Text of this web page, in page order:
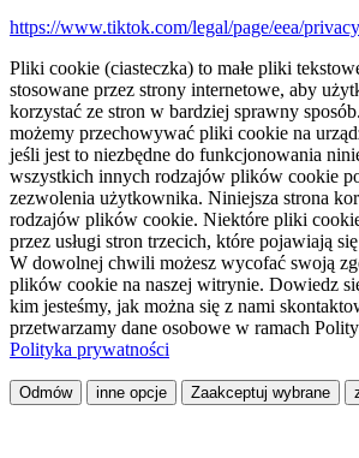
https://www.tiktok.com/legal/page/eea/
Pliki cookie (ciasteczka) to małe pliki
stosowane przez strony internetowe, aby
korzystać ze stron w bardziej sprawny
możemy przechowywać pliki cookie na
jeśli jest to niezbędne do funkcjonowania
wszystkich innych rodzajów plików cookie
zezwolenia użytkownika. Niniejsza strona
rodzajów plików cookie. Niektóre pliki cookie
przez usługi stron trzecich, które pojawiają
W dowolnej chwili możesz wycofać swoją
plików cookie na naszej witrynie. Dowiedz
kim jesteśmy, jak można się z nami
przetwarzamy dane osobowe w ramach
Polityka prywatności
Odmów inne opcje Zaakceptuj wybrane